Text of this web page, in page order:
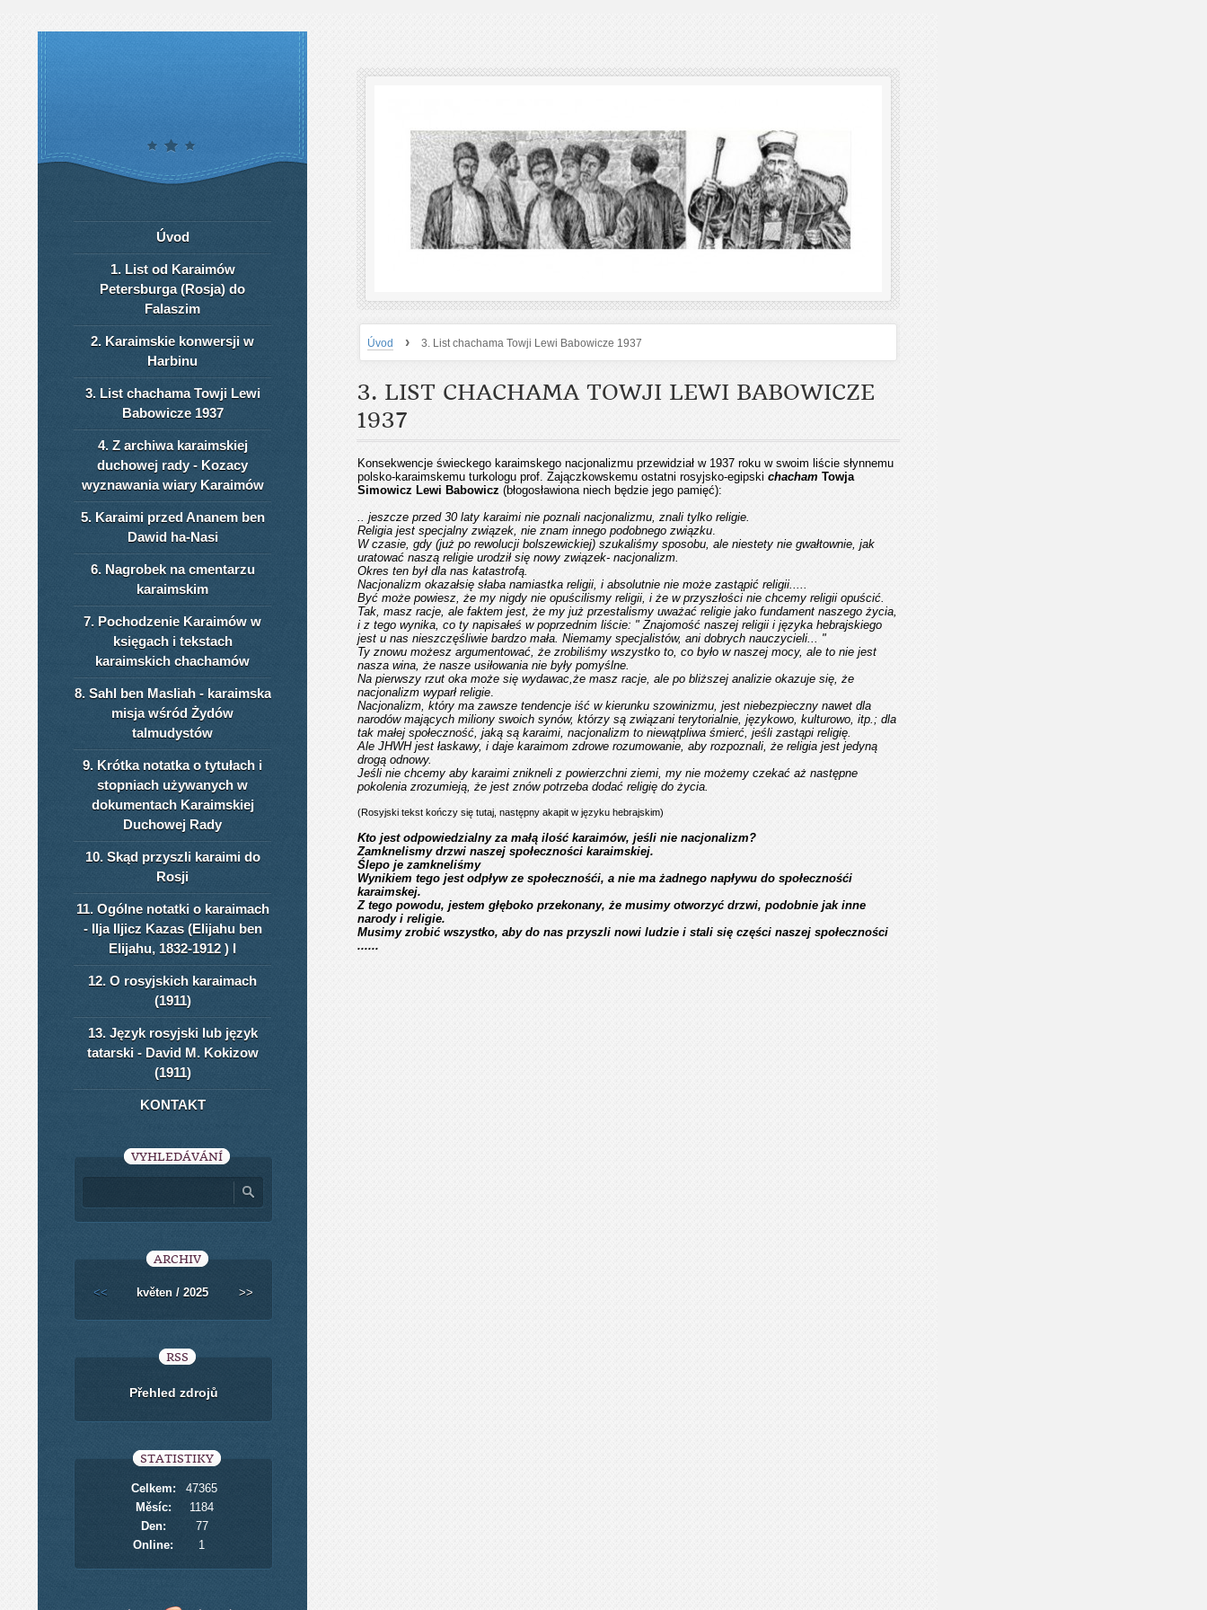
Úvod › 3. List chachama Towji Lewi Babowicze 1937
3. LIST CHACHAMA TOWJI LEWI BABOWICZE
1937
Konsekwencje świeckego karaimskego nacjonalizmu przewidział w 1937 roku w swoim liście słynnemu
polsko-karaimskemu turkologu prof. Zajączkowskemu ostatni rosyjsko-egipski chacham Towja
Simowicz Lewi Babowicz (błogosławiona niech będzie jego pamięć):
.. jeszcze przed 30 laty karaimi nie poznali nacjonalizmu, znali tylko religie.
Religia jest specjalny związek, nie znam innego podobnego związku.
W czasie, gdy (już po rewolucji bolszewickiej) szukaliśmy sposobu, ale niestety nie gwałtownie, jak
uratować naszą religie urodził się nowy związek- nacjonalizm.
Okres ten był dla nas katastrofą.
Nacjonalizm okazałsię słaba namiastka religii, i absolutnie nie może zastąpić religii.....
Być może powiesz, że my nigdy nie opuścilismy religii, i że w przyszłości nie chcemy religii opuścić.
Tak, masz racje, ale faktem jest, że my już przestalismy uważać religie jako fundament naszego życia,
i z tego wynika, co ty napisałeś w poprzednim liście: " Znajomość naszej religii i języka hebrajskiego
jest u nas nieszczęśliwie bardzo mała. Niemamy specjalistów, ani dobrych nauczycieli... "
Ty znowu możesz argumentować, że zrobiliśmy wszystko to, co było w naszej mocy, ale to nie jest
nasza wina, że nasze usiłowania nie były pomyślne.
Na pierwszy rzut oka może się wydawac,że masz racje, ale po bliższej analizie okazuje się, że
nacjonalizm wyparł religie.
Nacjonalizm, który ma zawsze tendencje iść w kierunku szowinizmu, jest niebezpieczny nawet dla
narodów mających miliony swoich synów, którzy są związani terytorialnie, językowo, kulturowo, itp.; dla
tak małej społeczność, jaką są karaimi, nacjonalizm to niewątpliwa śmierć, jeśli zastąpi religię.
Ale JHWH jest łaskawy, i daje karaimom zdrowe rozumowanie, aby rozpoznali, że religia jest jedyną
drogą odnowy.
Jeśli nie chcemy aby karaimi znikneli z powierzchni ziemi, my nie możemy czekać aż następne
pokolenia zrozumieją, że jest znów potrzeba dodać religię do życia.
(Rosyjski tekst kończy się tutaj, następny akapit w języku hebrajskim)
Kto jest odpowiedzialny za małą ilość karaimów, jeśli nie nacjonalizm?
Zamknelismy drzwi naszej społeczności karaimskiej.
Ślepo je zamkneliśmy
Wynikiem tego jest odpływ ze społecznośći, a nie ma żadnego napływu do społecznośći
karaimskej.
Z tego powodu, jestem głęboko przekonany, że musimy otworzyć drzwi, podobnie jak inne
narody i religie.
Musimy zrobić wszystko, aby do nas przyszli nowi ludzie i stali się części naszej społeczności
......
Úvod
1. List od Karaimów
Petersburga (Rosja) do
Falaszim
2. Karaimskie konwersji w
Harbinu
3. List chachama Towji Lewi
Babowicze 1937
4. Z archiwa karaimskiej
duchowej rady - Kozacy
wyznawania wiary Karaimów
5. Karaimi przed Ananem ben
Dawid ha-Nasi
6. Nagrobek na cmentarzu
karaimskim
7. Pochodzenie Karaimów w
księgach i tekstach
karaimskich chachamów
8. Sahl ben Masliah - karaimska
misja wśród Żydów
talmudystów
9. Krótka notatka o tytułach i
stopniach używanych w
dokumentach Karaimskiej
Duchowej Rady
10. Skąd przyszli karaimi do
Rosji
11. Ogólne notatki o karaimach
- Ilja Iljicz Kazas (Elijahu ben
Elijahu, 1832-1912 ) I
12. O rosyjskich karaimach
(1911)
13. Język rosyjski lub język
tatarski - David M. Kokizow
(1911)
KONTAKT
VYHLEDÁVÁNÍ
ARCHIV
<< květen / 2025 >>
RSS
Přehled zdrojů
STATISTIKY
Online: 1
Celkem:
47365
Měsíc:
1184
Den:
77